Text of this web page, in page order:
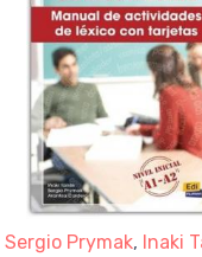
Sergio Prymak, Inaki